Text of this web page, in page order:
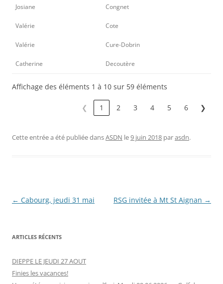
Josiane Congnet
Valérie Cote
Valérie Cure-Dobrin
Catherine Decoutère
Affichage des éléments 1 à 10 sur 59 éléments
❮ 1 2 3 4 5 6 ❯
Cette entrée a été publiée dansASDN le9 juin 2018 parasdn.
Navigation
← Cabourg, jeudi 31 mai RSG invitée à Mt St Aignan →
ARTICLES RÉCENTS
DIEPPE LE JEUDI 27 AOUT
Finies les vacances!